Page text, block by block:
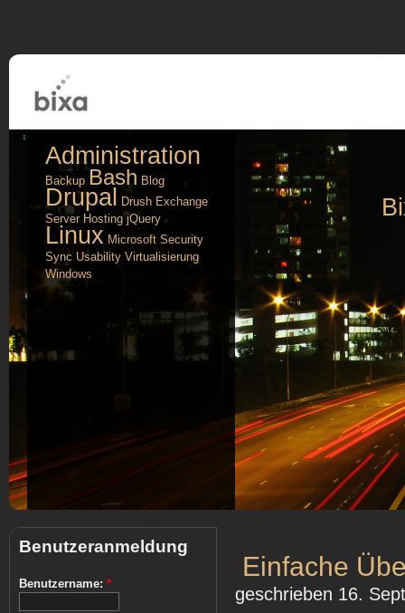
Administration
Backup Bash Blog
Drupal Drush Exchange
Server Hosting jQuery
Linux Microsoft Security
Sync Usability Virtualisierung
Windows
Benutzeranmeldung
Benutzername: *
Einfache
geschrieben 16.